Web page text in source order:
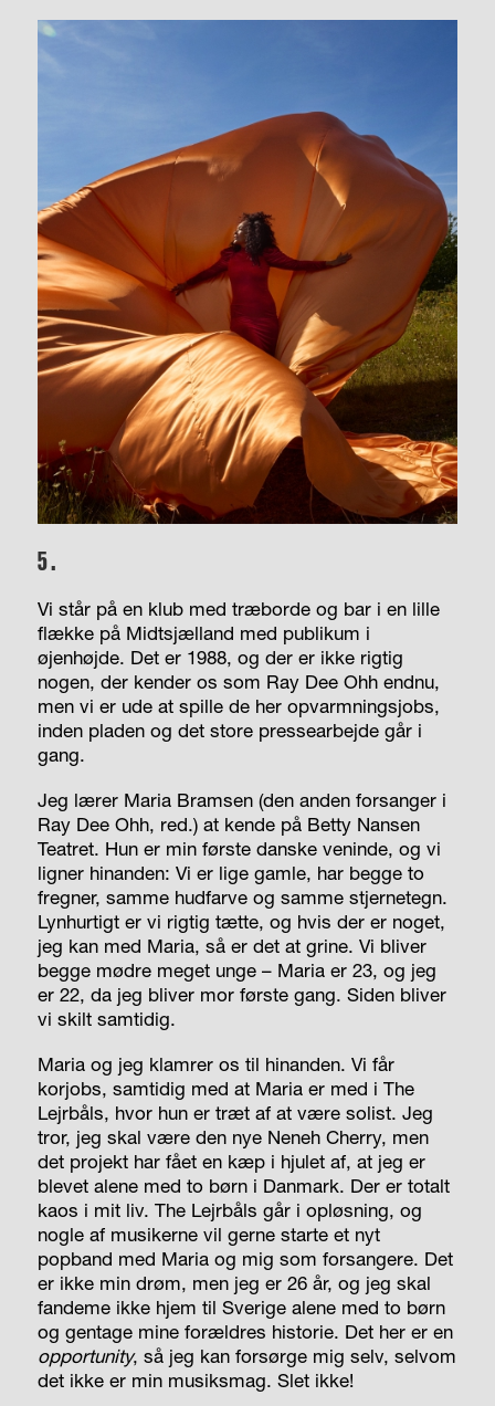
5.
Vi står på en klub med træborde og bar i en lille
flække på Midtsjælland med publikum i
øjenhøjde. Det er 1988, og der er ikke rigtig
nogen, der kender os som Ray Dee Ohh endnu,
men vi er ude at spille de her opvarmningsjobs,
inden pladen og det store pressearbejde går i
gang.
Jeg lærer Maria Bramsen (den anden forsanger i
Ray Dee Ohh, red.) at kende på Betty Nansen
Teatret. Hun er min første danske veninde, og vi
ligner hinanden: Vi er lige gamle, har begge to
fregner, samme hudfarve og samme stjernetegn.
Lynhurtigt er vi rigtig tætte, og hvis der er noget,
jeg kan med Maria, så er det at grine. Vi bliver
begge mødre meget unge – Maria er 23, og jeg
er 22, da jeg bliver mor første gang. Siden bliver
vi skilt samtidig.
Maria og jeg klamrer os til hinanden. Vi får
korjobs, samtidig med at Maria er med i The
Lejrbåls, hvor hun er træt af at være solist. Jeg
tror, jeg skal være den nye Neneh Cherry, men
det projekt har fået en kæp i hjulet af, at jeg er
blevet alene med to børn i Danmark. Der er totalt
kaos i mit liv. The Lejrbåls går i opløsning, og
nogle af musikerne vil gerne starte et nyt
popband med Maria og mig som forsangere. Det
er ikke min drøm, men jeg er 26 år, og jeg skal
fandeme ikke hjem til Sverige alene med to børn
og gentage mine forældres historie. Det her er en
opportunity, så jeg kan forsørge mig selv, selvom
det ikke er min musiksmag. Slet ikke!